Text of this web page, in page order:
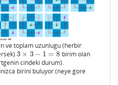
ve toplam uzunlugu (herbir
3 × 3 − 1 = 8
3 ×3 −1 =8
birim olan
cindeki durum).
birini buluyor.(neye gore